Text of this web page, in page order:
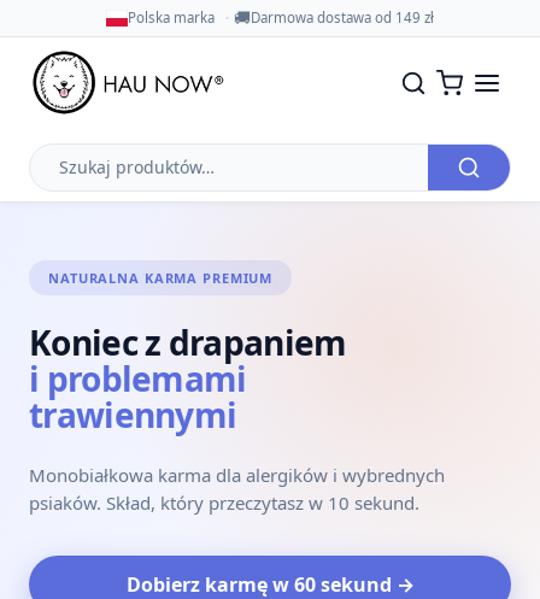
Polska marka 🚚Darmowa dostawa od 149 zł
Szukaj
produktów
NATURALNA KARMA PREMIUM
Koniec z drapaniem
i problemami
trawiennymi
Monobiałkowa karma dla alergików i wybrednych
psiaków. Skład, który przeczytasz w 10 sekund.
Dobierz karmę w 60 sekund →